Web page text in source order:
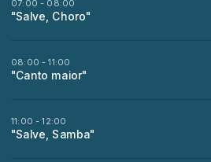
07:00 - 08:00
"Salve, Choro"
08:00 - 11:00
"Canto maior"
11:00 - 12:00
"Salve, Samba"